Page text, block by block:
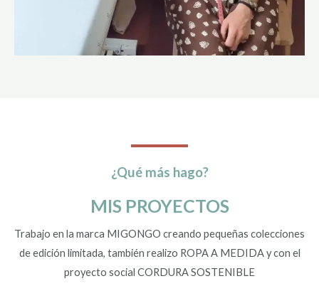
¿Qué más hago?
MIS PROYECTOS
Trabajo en la marca MIGONGO creando pequeñas colecciones
de edición limitada, también realizo ROPA A MEDIDA y con el
proyecto social CORDURA SOSTENIBLE